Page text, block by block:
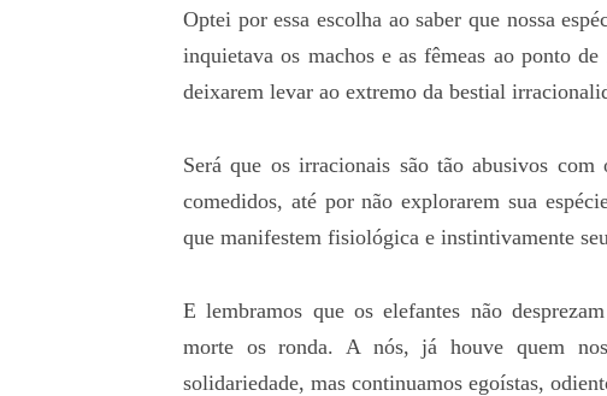
Optei por essa escolha ao saber que nossa
inquietava os machos e as fêmeas ao ponto
deixarem levar ao extremo da bestial
Será que os irracionais são tão abusivos
comedidos, até por não explorarem sua
que manifestem fisiológica e instintivamente
E lembramos que os elefantes não
morte os ronda. A nós, já houve quem
solidariedade, mas continuamos egoístas,